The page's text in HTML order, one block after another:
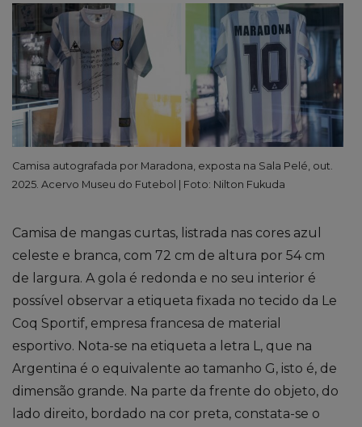
Camisa autografada por Maradona, exposta na Sala Pelé, out.
2025. Acervo Museu do Futebol | Foto: Nilton Fukuda
Camisa de mangas curtas, listrada nas cores azul
celeste e branca, com 72 cm de altura por 54 cm
de largura. A gola é redonda e no seu interior é
possível observar a etiqueta fixada no tecido da Le
Coq Sportif, empresa francesa de material
esportivo. Nota-se na etiqueta a letra L, que na
Argentina é o equivalente ao tamanho G, isto é, de
dimensão grande. Na parte da frente do objeto, do
lado direito, bordado na cor preta, constata-se o